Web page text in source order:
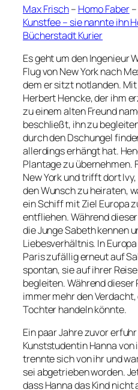
Max Frisch– Homo Faber–
Kunstfee – sie nannte ihn
Bücherstadt Kurier
Es geht um den Ingenieur
Flug von New York nach
dem er sitzt notlanden.
Herbert Hencke, der ihm
zu einem alten Freund
beschließt, ihn zu
durch den Dschungel
allerdings erhängt hat.
Plantage zu übernehmen.
New York und trifft dort
den Wunsch zu heiraten,
ein Schiff mit Ziel Europa
entfliehen. Während
die Junge Sabeth kennen
Liebesverhältnis. In
Paris zufällig erneut auf
spontan, sie auf ihrer
begleiten. Während dieser
immer mehr den
Tochter handeln könnte.
Ein paar Jahre zuvor
Kunststudentin Hanna
trennte sich von ihr und
sei abgetrieben worden.
dass Hanna das Kind